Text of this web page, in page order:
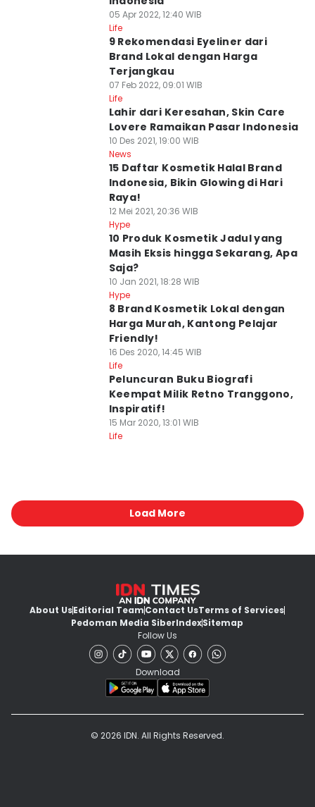
05 Apr 2022, 12:40 WIB
Life
9 Rekomendasi Eyeliner dari
Brand Lokal dengan Harga
Terjangkau
07 Feb 2022, 09:01 WIB
Life
Lahir dari Keresahan, Skin Care
Lovere Ramaikan Pasar Indonesia
10 Des 2021, 19:00 WIB
News
15 Daftar Kosmetik Halal Brand
lndonesia, Bikin Glowing di Hari
Raya!
12 Mei 2021, 20:36 WIB
Hype
10 Produk Kosmetik Jadul yang
Masih Eksis hingga Sekarang, Apa
Saja?
10 Jan 2021, 18:28 WIB
Hype
8 Brand Kosmetik Lokal dengan
Harga Murah, Kantong Pelajar
Friendly!
16 Des 2020, 14:45 WIB
Life
Peluncuran Buku Biografi
Keempat Milik Retno Tranggono,
Inspiratif!
15 Mar 2020, 13:01 WIB
Life
Load More
About UsEditorial TeamContact UsTerms of Services
Pedoman Media SiberIndexSitemap
Follow Us
Download
© 2026 IDN. All Rights Reserved.